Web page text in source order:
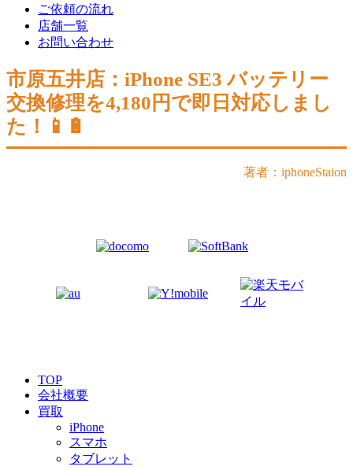
ご依頼の流れ
店舗一覧
お問い合わせ
市原五井店：iPhone SE3 バッテリー
交換修理を4,180円で即日対応しまし
た！📱🔋
著者：iphoneStaion
TOP
会社概要
買取
iPhone
スマホ
タブレット